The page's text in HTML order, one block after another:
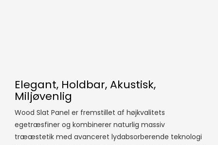
Elegant, Holdbar, Akustisk,
Miljøvenlig
Wood Slat Panel er fremstillet af højkvalitets
egetræsfiner og kombinerer naturlig massiv
trææstetik med avanceret lydabsorberende teknologi